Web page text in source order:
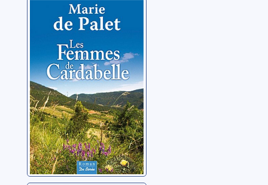
Les femmes de
Cardabelle
Palet, Marie de